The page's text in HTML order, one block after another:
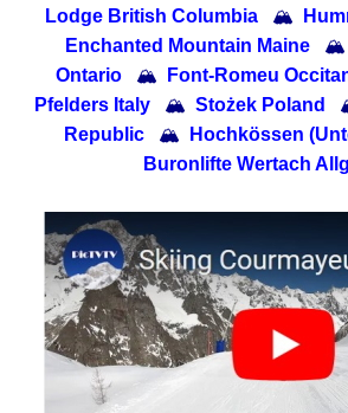
Lodge British Columbia
🏔
Enchanted Mountain Maine
🏔
Ontario
🏔 Font-Romeu
Pfelders Italy
🏔 Stożek Poland
Republic
🏔 Hochkössen
Buronlifte Wertach